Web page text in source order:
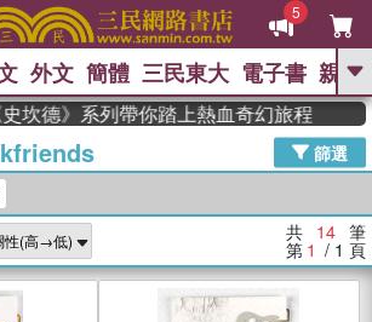
5
GO
熱搜： 高希均教授回憶錄
、 The Odyssey 、 父親節 、 如果歷
獎 臺灣漫遊錄 、 方念華 、 台灣的李
登輝時代
數學女孩：黎曼猜想 、
偉大的迷走神經
外文 簡體 三民東大 電子書 親子
德》系列帶你踏上熱血奇幻旅程
篩選
共 14 筆
第 1 / 1 頁